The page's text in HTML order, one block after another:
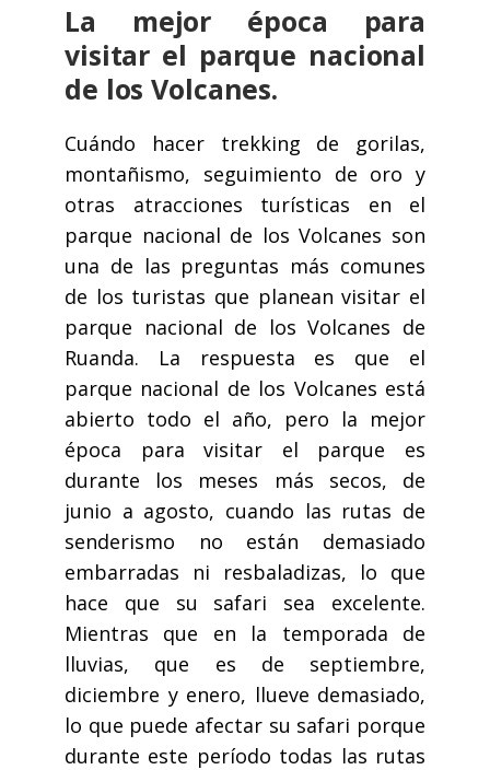
La mejor época para
visitar el parque nacional
de los Volcanes.
Cuándo hacer trekking de gorilas,
montañismo, seguimiento de oro y
otras atracciones turísticas en el
parque nacional de los Volcanes son
una de las preguntas más comunes
de los turistas que planean visitar el
parque nacional de los Volcanes de
Ruanda. La respuesta es que el
parque nacional de los Volcanes está
abierto todo el año, pero la mejor
época para visitar el parque es
durante los meses más secos, de
junio a agosto, cuando las rutas de
senderismo no están demasiado
embarradas ni resbaladizas, lo que
hace que su safari sea excelente.
Mientras que en la temporada de
lluvias, que es de septiembre,
diciembre y enero, llueve demasiado,
lo que puede afectar su safari porque
durante este período todas las rutas